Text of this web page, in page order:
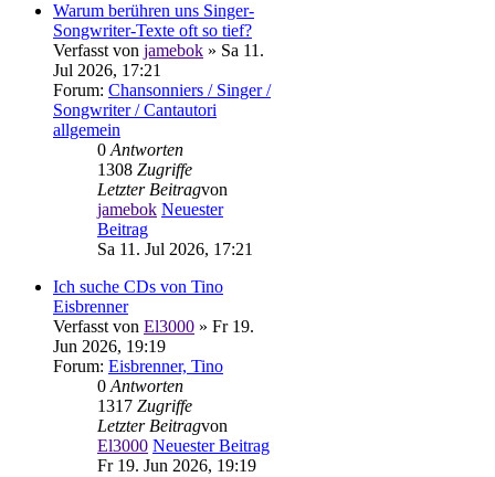
Warum berühren uns Singer-
Songwriter-Texte oft so tief?
Verfasst von jamebok » Sa 11.
Jul 2026, 17:21
Forum: Chansonniers / Singer /
Songwriter / Cantautori
allgemein
0 Antworten
1308 Zugriffe
Letzter Beitragvon
jamebok Neuester
Beitrag
Sa 11. Jul 2026, 17:21
Ich suche CDs von Tino
Eisbrenner
Verfasst von El3000 » Fr 19.
Jun 2026, 19:19
Forum: Eisbrenner, Tino
0 Antworten
1317 Zugriffe
Letzter Beitragvon
El3000 Neuester Beitrag
Fr 19. Jun 2026, 19:19